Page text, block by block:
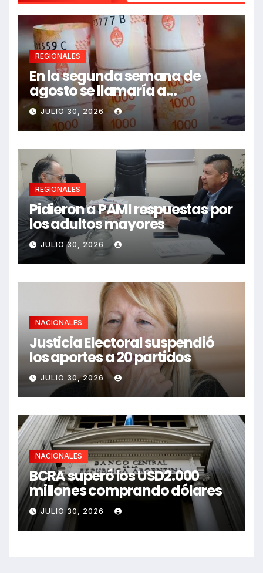
REGIONALES
En la segunda semana de
agosto se llamaría a
paritarias
JULIO 30, 2026
REGIONALES
Pidieron a PAMI respuestas por
los adultos mayores
JULIO 30, 2026
NACIONALES
Justicia Electoral suspendió
los aportes a 20 partidos
JULIO 30, 2026
NACIONALES
BCRA superó los USD2.000
millones comprando dólares
JULIO 30, 2026